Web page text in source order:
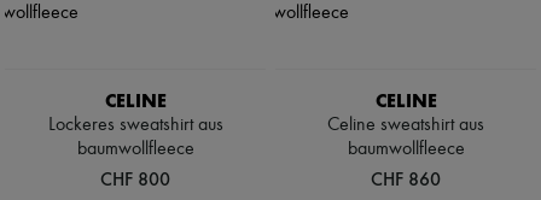
CELINE
Lockeres sweatshirt aus
baumwollfleece
CHF 800
CELINE
Celine sweatshirt aus
baumwollfleece
CHF 860